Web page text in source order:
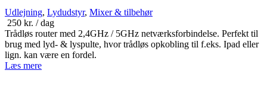
Udlejning, Lydudstyr, Mixer & tilbehør
250 kr. / dag
Trådløs router med 2,4GHz / 5GHz netværksforbindelse. Perfekt til
brug med lyd- & lyspulte, hvor trådløs opkobling til f.eks. Ipad eller
lign. kan være en fordel.
Læs mere